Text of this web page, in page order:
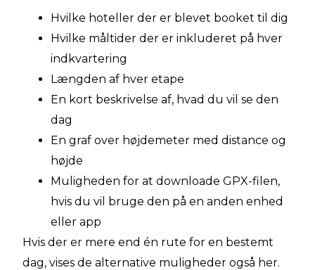
Hvilke hoteller der er blevet booket til dig
Hvilke måltider der er inkluderet på hver
indkvartering
Længden af hver etape
En kort beskrivelse af, hvad du vil se den
dag
En graf over højdemeter med distance og
højde
Muligheden for at downloade GPX-filen,
hvis du vil bruge den på en anden enhed
eller app
Hvis der er mere end én rute for en bestemt
dag, vises de alternative muligheder også her.